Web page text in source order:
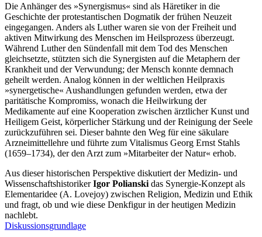
Die Anhänger des »Synergismus« sind als Häretiker in die
Geschichte der protestantischen Dogmatik der frühen Neuzeit
eingegangen. Anders als Luther waren sie von der Freiheit und
aktiven Mitwirkung des Menschen im Heilsprozess überzeugt.
Während Luther den Sündenfall mit dem Tod des Menschen
gleichsetzte, stützten sich die Synergisten auf die Metaphern der
Krankheit und der Verwundung; der Mensch konnte demnach
geheilt werden. Analog können in der weltlichen Heilpraxis
»synergetische« Aushandlungen gefunden werden, etwa der
paritätische Kompromiss, wonach die Heilwirkung der
Medikamente auf eine Kooperation zwischen ärztlicher Kunst und
Heiligem Geist, körperlicher Stärkung und der Reinigung der Seele
zurückzuführen sei. Dieser bahnte den Weg für eine säkulare
Arzneimittellehre und führte zum Vitalismus Georg Ernst Stahls
(1659–1734), der den Arzt zum »Mitarbeiter der Natur« erhob.
Aus dieser historischen Perspektive diskutiert der Medizin- und
WissenschaftshistorikerIgor Polianski das Synergie-Konzept als
Elementaridee (A. Lovejoy) zwischen Religion, Medizin und Ethik
und fragt, ob und wie diese Denkfigur in der heutigen Medizin
nachlebt.
Diskussionsgrundlage